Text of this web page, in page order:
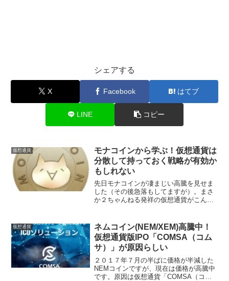
シェアする
X Facebook はてブ
LINE コピー
仮想通貨
モナコインから学ぶ！仮想通貨は
分散して持っておく戦略が有効か
もしれない
先日モナコインが凄まじい高騰を見せま
した（その後急落もしてますが）。まさ
か２ちゃんねる発祥の仮想通貨がこんな
た。ちなみにモナコインの今年の1月1日
の終値が2.8円で最...
仮想通貨
ネムコイン(NEM/XEM)高騰中！
仮想通貨版IPO「COMSA（コム
サ）」が原因らしい
２０１７年７月の半ばに価格が半減した
NEMコインですが、現在は価格が高騰中
です。原因は仮想通貨「COMSA（コム